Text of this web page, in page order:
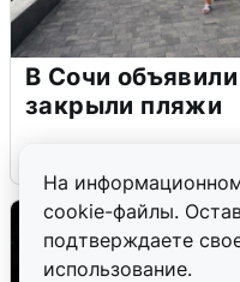
На
cookie-файлы.
подтверждаете
использование.
В Сочи
закрыли пляжи